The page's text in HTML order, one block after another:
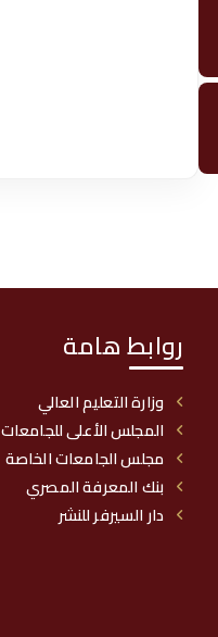
روابط هامة
وزارة التعليم العالي
المجلس الأعلى للجامعات
مجلس الجامعات الخاصة
بنك المعرفة المصري
دار السيرفر للنشر